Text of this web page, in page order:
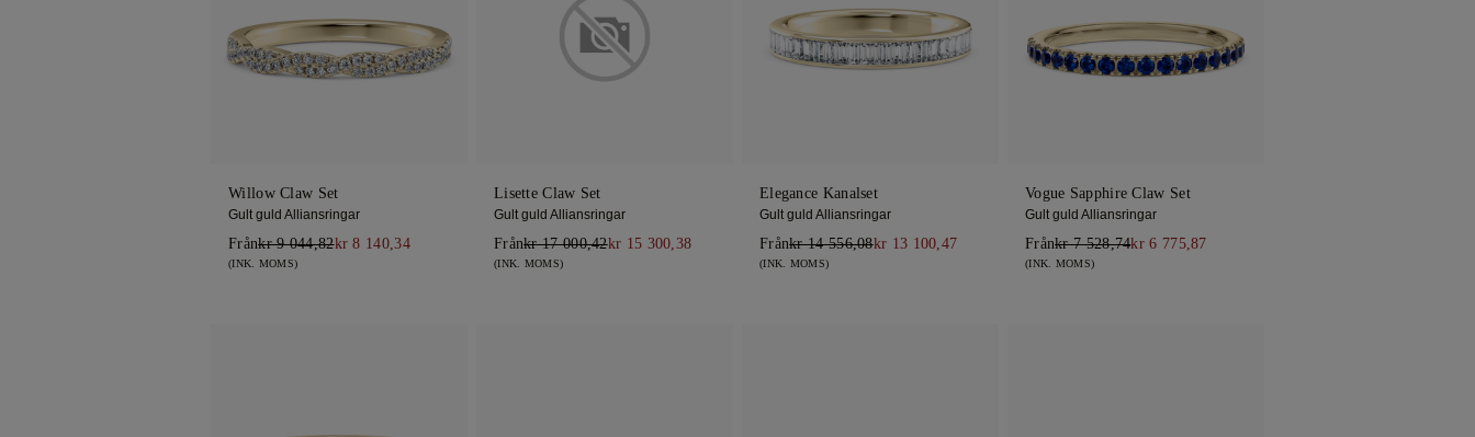
Willow Claw Set
Gult guld Alliansringar
Frånkr 9 044,82kr 8 140,34
(INK. MOMS)
Lisette Claw Set
Gult guld Alliansringar
Frånkr 17 000,42kr 15 300,38
(INK. MOMS)
Elegance Kanalset
Gult guld Alliansringar
Frånkr 14 556,08kr 13 100,47
(INK. MOMS)
Vogue Sapphire Claw Set
Gult guld Alliansringar
Frånkr 7 528,74kr 6 775,87
(INK. MOMS)